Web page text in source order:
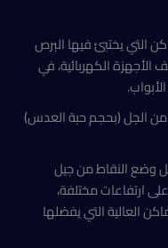
التي يختبئ فيها البرص
الأجهزة الكهربائية، في
الجل (بحجم حبة العدس)
وضع النقاط من جيل
ارتفاعات مختلفة،
العالية التي يفضلها